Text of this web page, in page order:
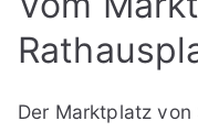
Der Marktplatz